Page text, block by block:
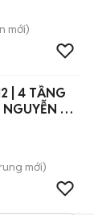
mới)
XÍ,
mới)